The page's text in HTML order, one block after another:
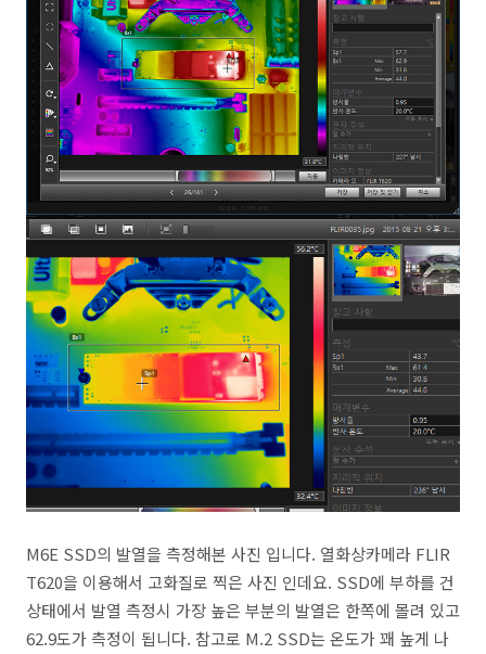
M6E SSD의 발열을 측정해본 사진 입니다. 열화상카메라 FLIR
T620을 이용해서 고화질로 찍은 사진 인데요. SSD에 부하를 건
상태에서 발열 측정시 가장 높은 부분의 발열은 한쪽에 몰려 있고
62.9도가 측정이 됩니다. 참고로 M.2 SSD는 온도가 꽤 높게 나